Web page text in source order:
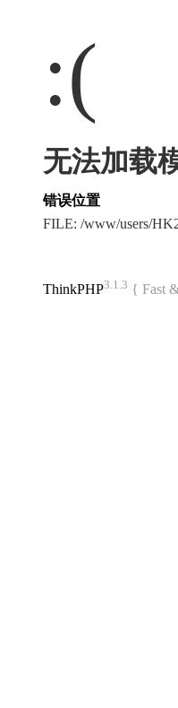
:(
无法加载
错误位置
FILE: /www/users/
ThinkPHP3.1.3 { Fast